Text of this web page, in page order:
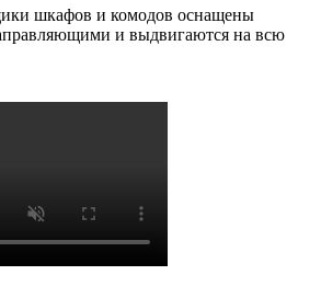
шкафов и комодов оснащены
и выдвигаются на всю